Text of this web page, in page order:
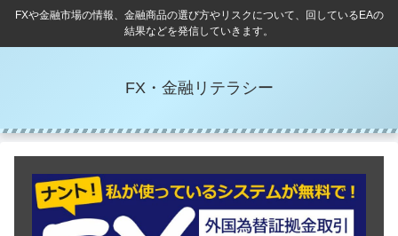
FXや金融市場の情報、金融商品の選び方やリスクについて、回しているEAの
結果などを発信していきます。
FX・金融リテラシー